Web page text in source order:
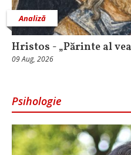
Analiză
Hristos - „Părinte al
09 Aug, 2026
Psihologie